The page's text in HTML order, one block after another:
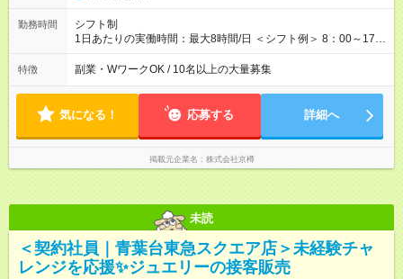
勤務時間
シフト制
1日あたりの実働時間：最大8時間/日 ＜シフト例＞ 8：00～17：
00 9：00～18：00 14：00～23：00 ※中には10時営業開始の店
舗や、20時に営業終了の店舗もあります。店舗により異なりま
給いたします。
特徴 副業・WワークOK / 10名以上の大量募集
気になる！ 応募する 詳細へ
掲載元企業名 株式会社京樽
未読
＜契約社員｜青葉台東急スクエア店＞未経験チャ
レンジを応援✨ジュエリーの接客販売